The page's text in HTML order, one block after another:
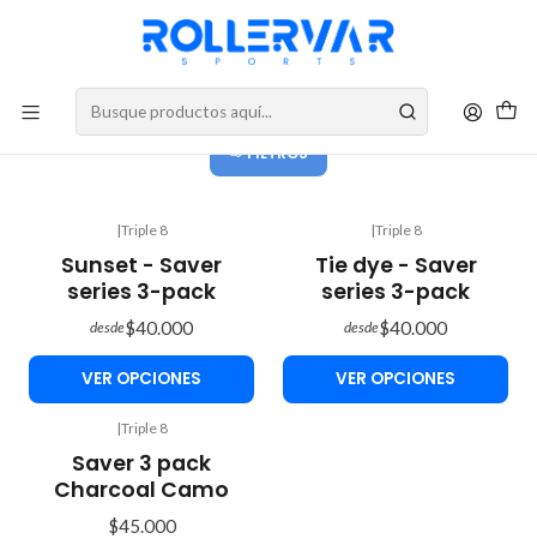
DESPACHOS A TODO CHILE
Set Triple
FILTROS
|Triple 8
Sunset - Saver
series 3-pack
desde$40.000
VER OPCIONES
|Triple 8
Tie dye - Saver
series 3-pack
desde$40.000
VER OPCIONES
|Triple 8
Saver 3 pack
Charcoal Camo
$45.000